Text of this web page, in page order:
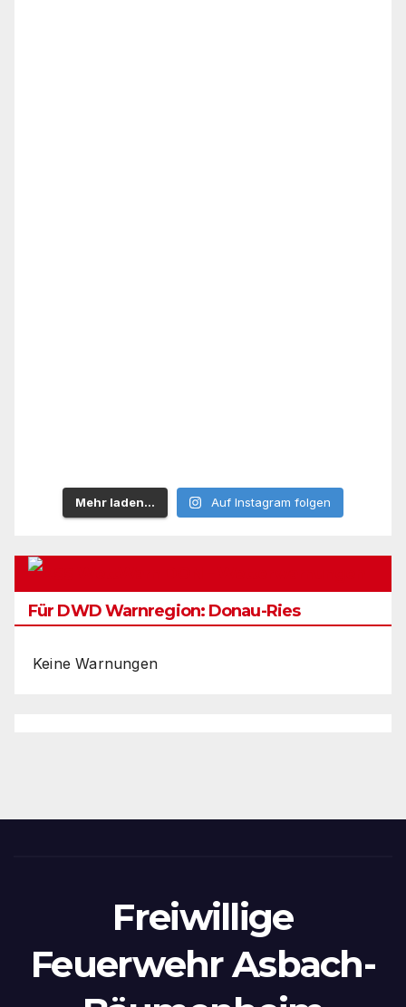
Mehr laden… Auf Instagram folgen
Für DWD Warnregion: Donau-Ries
Keine Warnungen
Freiwillige
Feuerwehr Asbach-